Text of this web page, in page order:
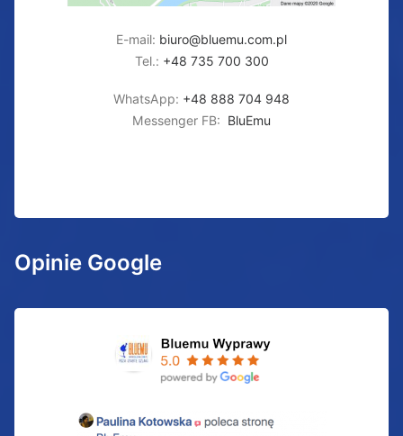
E-mail: biuro@bluemu.com.pl
Tel.: +48 735 700 300
WhatsApp: +48 888 704 948
Messenger FB: BluEmu
Opinie Google